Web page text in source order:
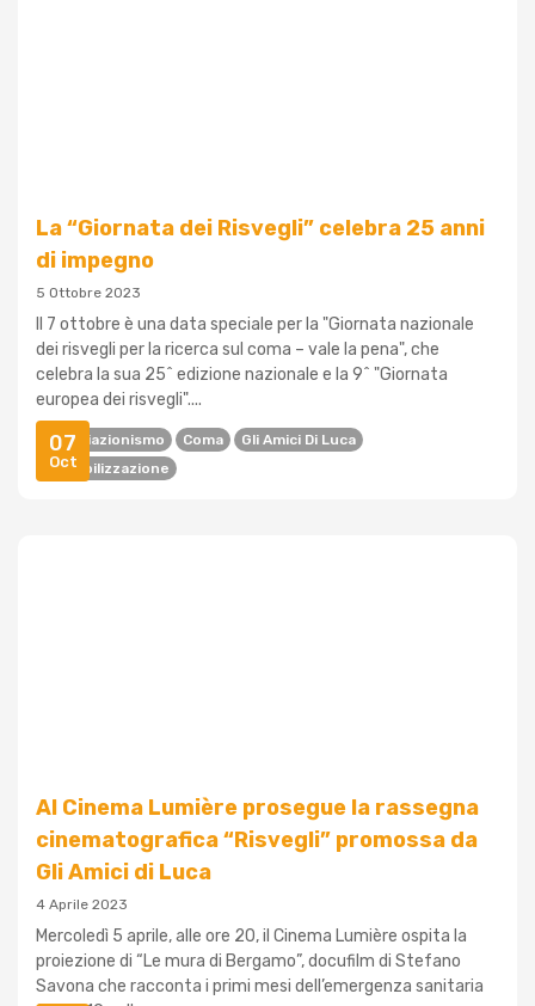
07
Oct
La “Giornata dei Risvegli” celebra 25 anni
di impegno
5 Ottobre 2023
Il 7 ottobre è una data speciale per la "Giornata nazionale
dei risvegli per la ricerca sul coma – vale la pena", che
celebra la sua 25^ edizione nazionale e la 9^ "Giornata
europea dei risvegli"....
Associazionismo Coma
Gli Amici Di Luca
Sensibilizzazione
Al Cinema Lumière prosegue la rassegna
cinematografica “Risvegli” promossa da
Gli Amici di Luca
4 Aprile 2023
Mercoledì 5 aprile, alle ore 20, il Cinema Lumière ospita la
proiezione di “Le mura di Bergamo”, docufilm di Stefano
Savona che racconta i primi mesi dell’emergenza sanitaria